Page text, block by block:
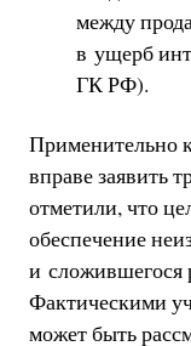
между
в ущерб
ГК РФ).
Применительно
вправе заявить
отметили, что
обеспечение
и сложившегося
Фактическими
может быть